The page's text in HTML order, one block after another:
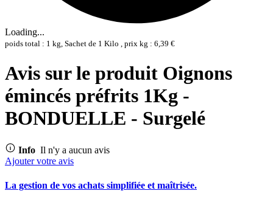
Loading...
poids total : 1 kg, Sachet de 1 Kilo , prix kg : 6,39 €
Avis sur le produit Oignons
émincés préfrits 1Kg -
BONDUELLE - Surgelé
Info Il n'y a aucun avis
Ajouter votre avis
La gestion de vos achats simplifiée et maîtrisée.